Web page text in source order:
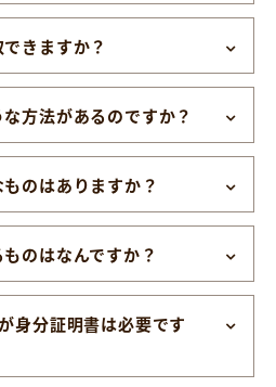
きますか？
方法があるのですか？
のはありますか？
のはなんですか？
身分証明書は必要です